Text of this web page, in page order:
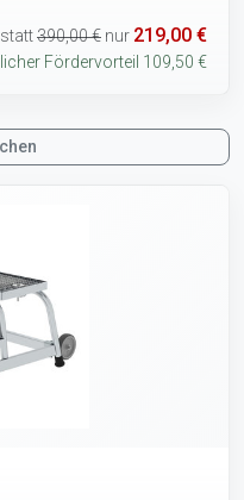
statt390,00 € nur 219,00 €
Fördervorteil 109,50 €